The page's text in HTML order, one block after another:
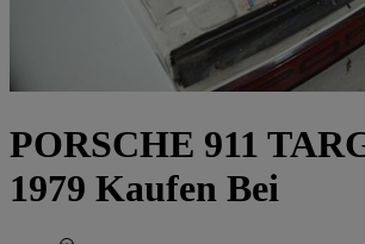
PORSCHE 911
1979 Kaufen Bei